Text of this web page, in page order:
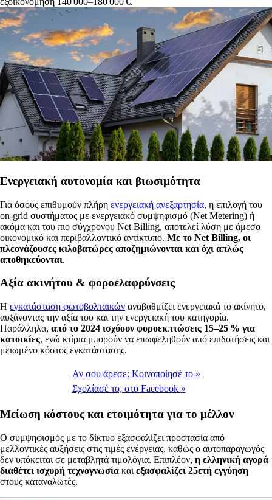
Eνεργειακή αυτονομία και βιωσιμότητα
Για όσους επιθυμούν πλήρη ενεργειακή ανεξαρτησία, η επιλογή του
on‑grid συστήματος με ενεργειακό συμψηφισμό (Net Metering) ή
ακόμα και του πιο σύγχρονου Net Billing, αποτελεί λύση με άμεσο
οικονομικό και περιβαλλοντικό αντίκτυπο. Με το Net Billing, οι
πλεονάζουσες κιλοβατώρες αποζημιώνονται και όχι απλώς
αποθηκεύονται.
Αξία ακινήτου & φοροελαφρύνσεις
Η εγκατάσταση φωτοβολταϊκών αναβαθμίζει ενεργειακά το ακίνητο,
αυξάνοντας την αξία του και την ενεργειακή του κατηγορία.
Παράλληλα, από το 2024 ισχύουν φοροεκπτώσεις 15–25 % για
κατοικίες, ενώ κτίρια μπορούν να επωφεληθούν από επιδοτήσεις και
μειωμένο κόστος εγκατάστασης.
Αν σου άρεσε: Κοινοποίησέ το »
Σχολίασέ το, στο Facebook »
Μείωση κόστους και ετοιμότητα για το μέλλον
Ο συμψηφισμός με το δίκτυο εξασφαλίζει προστασία από
μελλοντικές αυξήσεις στις τιμές ενέργειας, καθώς ο αυτοπαραγωγός
δεν υπόκειται σε μεταβλητά τιμολόγια. Επιπλέον, η ελληνική αγορά
διαθέτει ισχυρή τεχνογνωσία και εξασφαλίζει 25ετή εγγύηση
στους καταναλωτές.